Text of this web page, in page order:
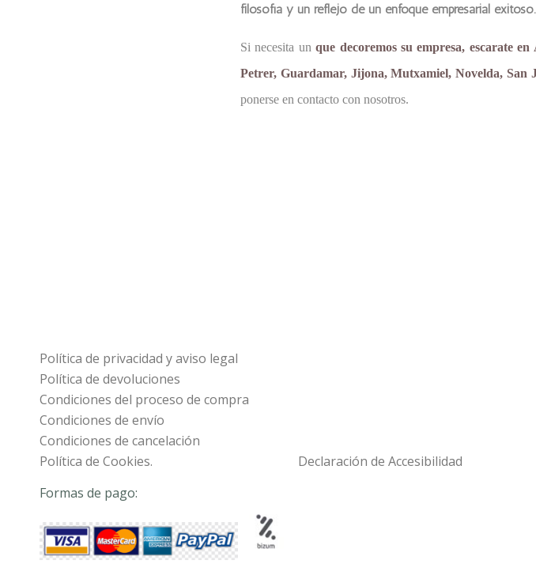
filosofía y un reflejo de un enfoque empresarial exitoso.
Si necesita unque decoremos su empresa, escarate
Petrer, Guardamar, Jijona, Mutxamiel, Novelda, San
ponerse en contacto con nosotros.
Política de privacidad y aviso legal
Política de devoluciones
Condiciones del proceso de compra
Condiciones de envío
Condiciones de cancelación
Política de Cookies.
Declaración de Accesibilidad
Formas de pago: